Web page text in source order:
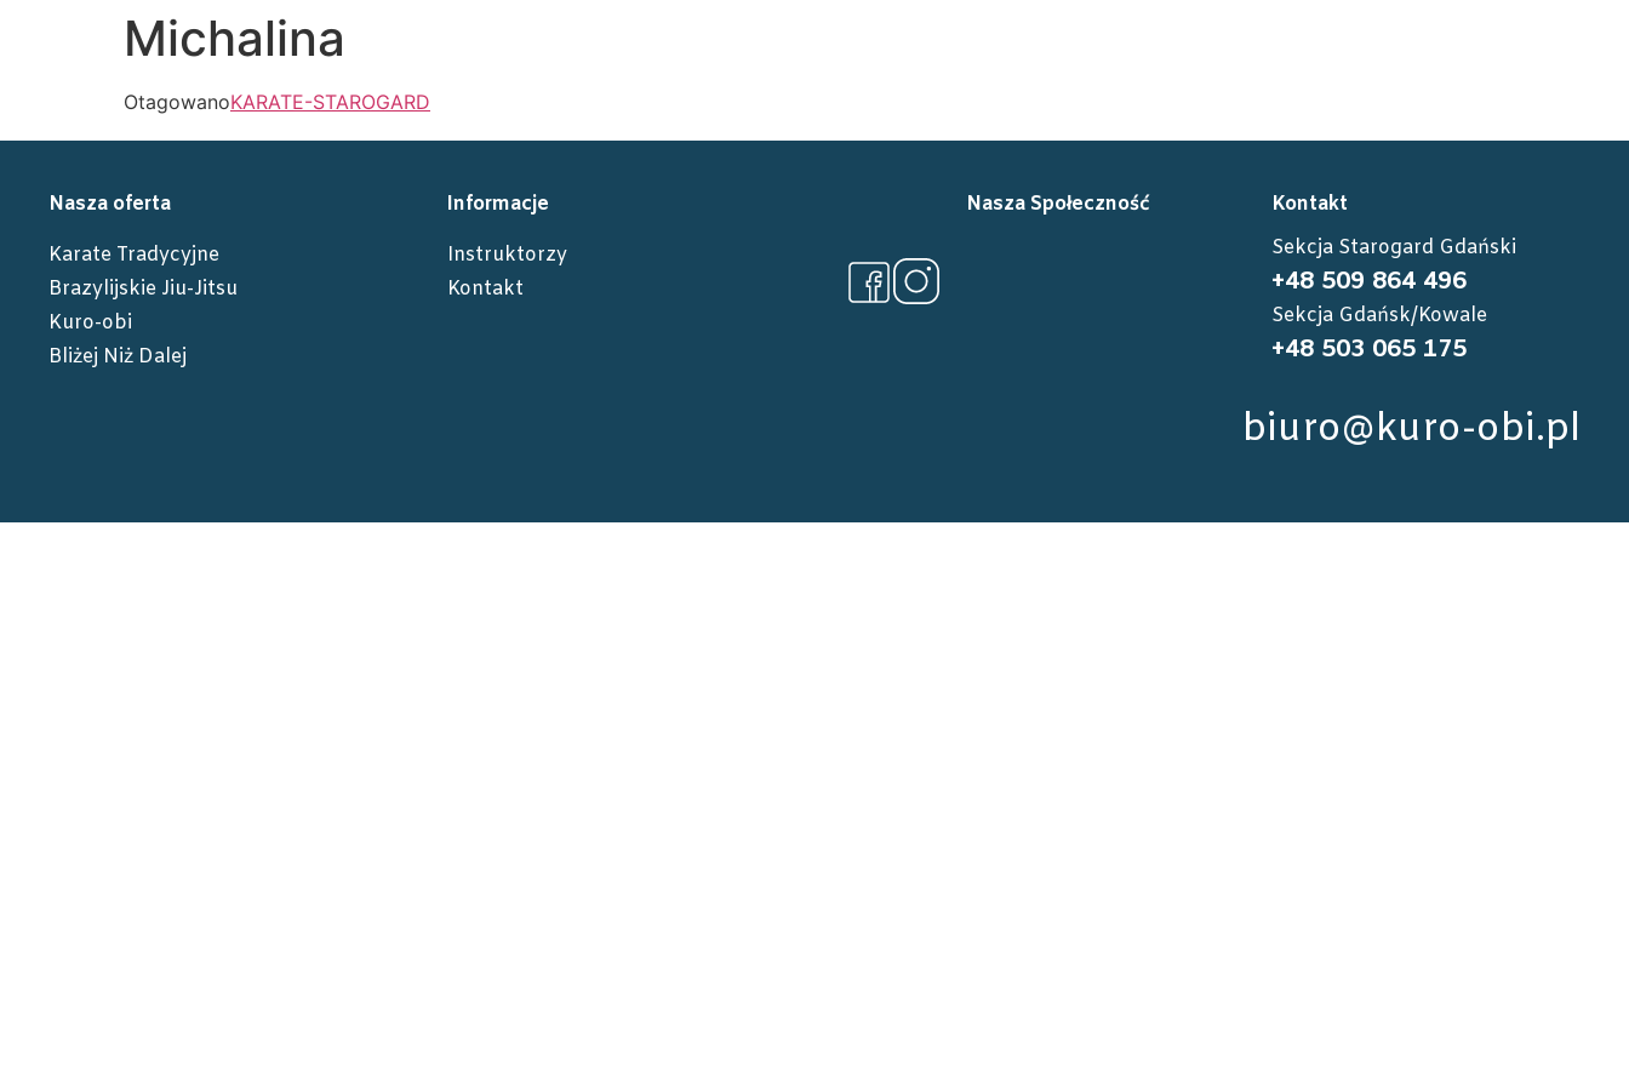
Michalina
OtagowanoKARATE-STAROGARD
Nasza oferta
Karate Tradycyjne
Brazylijskie Jiu-Jitsu
Kuro-obi
Bliżej Niż Dalej
Informacje
Instruktorzy
Kontakt
Nasza Społeczność
Kontakt
Sekcja Starogard Gdański
+48 509 864 496
Sekcja Gdańsk/Kowale
+48 503 065 175
biuro@kuro-obi.pl